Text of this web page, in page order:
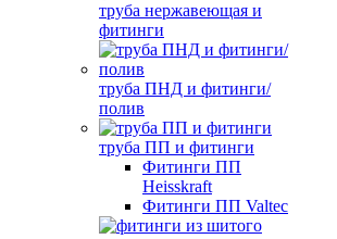
труба нержавеющая и
фитинги
труба ПНД и фитинги/
полив
труба ПП и фитинги
Фитинги ПП
Heisskraft
Фитинги ПП Valtec